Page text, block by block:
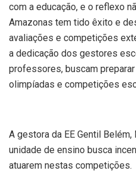
com a educação, e o reflexo
Amazonas tem tido êxito e
avaliações e competições
a dedicação dos gestores
professores, buscam
olimpíadas e competições
A gestora da EE Gentil
unidade de ensino busca
atuarem nestas competições.